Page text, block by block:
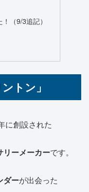
（9/3追記）
トン」
に創設された
リーメーカーです。
ダーが出会った